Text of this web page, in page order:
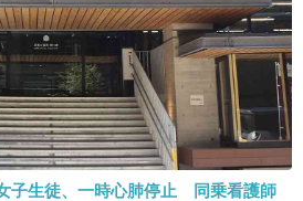
子生徒、一時心肺停止 同乗看護師